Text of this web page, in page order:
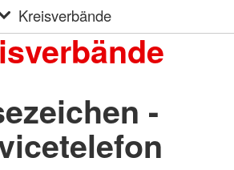
Kreisverbände
-